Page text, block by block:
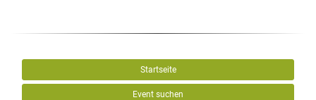
Startseite
Event suchen